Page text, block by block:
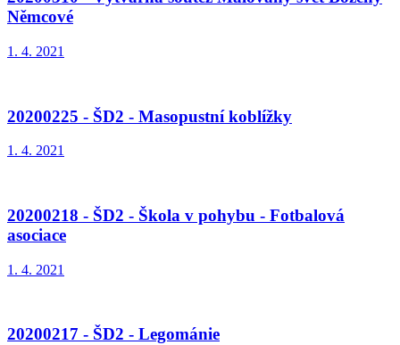
Němcové
1. 4. 2021
20200225 - ŠD2 - Masopustní koblížky
1. 4. 2021
20200218 - ŠD2 - Škola v pohybu - Fotbalová
asociace
1. 4. 2021
20200217 - ŠD2 - Legománie